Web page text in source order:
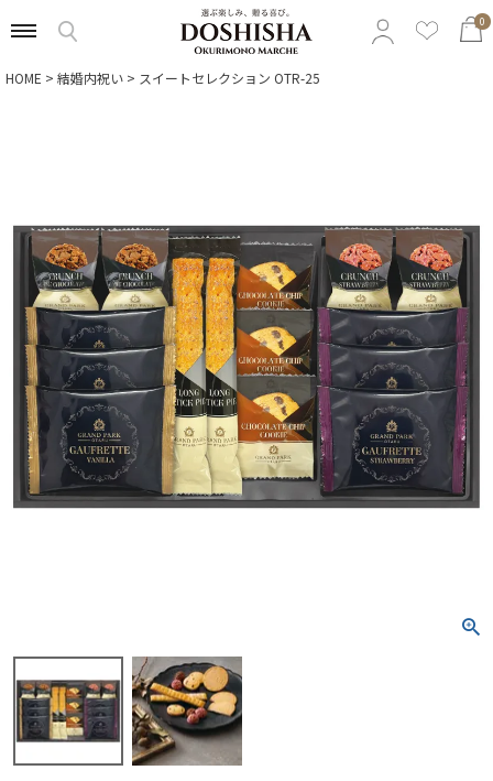
0
贈る相手から選ぶ
HOME 結婚内祝い スイートセレクション OTR-25